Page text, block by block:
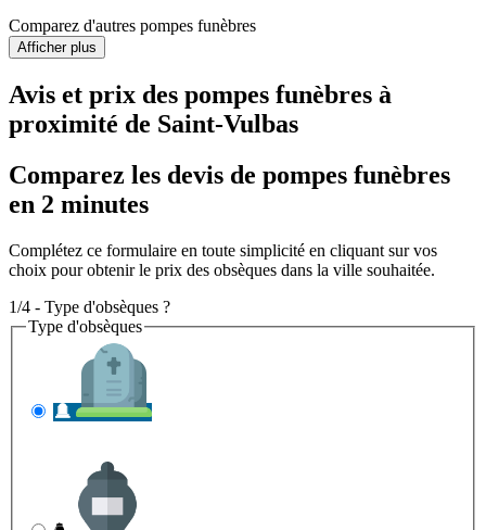
Comparez d'autres pompes funèbres
Afficher plus
Avis et prix des pompes funèbres à
proximité de Saint-Vulbas
Comparez les devis de pompes funèbres
en 2 minutes
Complétez ce formulaire en toute simplicité en cliquant sur vos
choix pour obtenir le prix des obsèques dans la ville souhaitée.
1/4 - Type d'obsèques ?
Type d'obsèques